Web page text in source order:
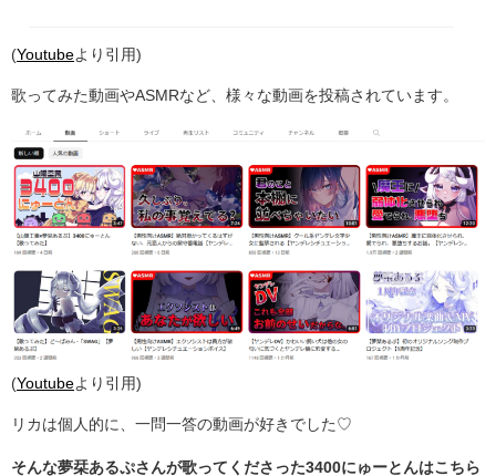
(Youtubeより引用)
歌ってみた動画やASMRなど、様々な動画を投稿されています。
(Youtubeより引用)
リカは個人的に、一問一答の動画が好きでした♡
そんな夢栞あるぷさんが歌ってくださった3400にゅーとんはこちら